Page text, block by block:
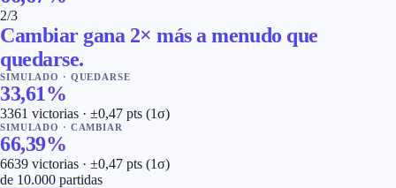
2/3
Cambiar gana 2× más a menudo que
quedarse.
SIMULADO · QUEDARSE
33,61%
3361 victorias · ±0,47 pts (1σ)
SIMULADO · CAMBIAR
66,39%
6639 victorias · ±0,47 pts (1σ)
de 10.000 partidas